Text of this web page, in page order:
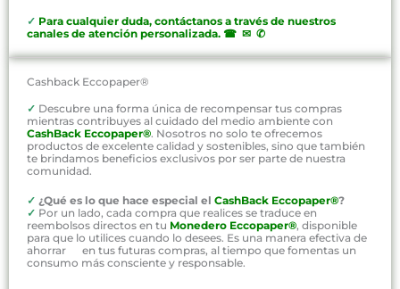
✓ Para cualquier duda, contáctanos a través de nuestros
canales de atención personalizada. ☎ ✉ ✆
Cashback Eccopaper®
✓ Descubre una forma única de recompensar tus compras
mientras contribuyes al cuidado del medio ambiente con
CashBack Eccopaper®. Nosotros no solo te ofrecemos
productos de excelente calidad y sostenibles, sino que también
te brindamos beneficios exclusivos por ser parte de nuestra
comunidad.
✓ ¿Qué es lo que hace especial el CashBack Eccopaper®?
✓ Por un lado, cada compra que realices se traduce en
reembolsos directos en tu Monedero Eccopaper®, disponible
para que lo utilices cuando lo desees. Es una manera efectiva de
ahorrar en tus futuras compras, al tiempo que fomentas un
consumo más consciente y responsable.